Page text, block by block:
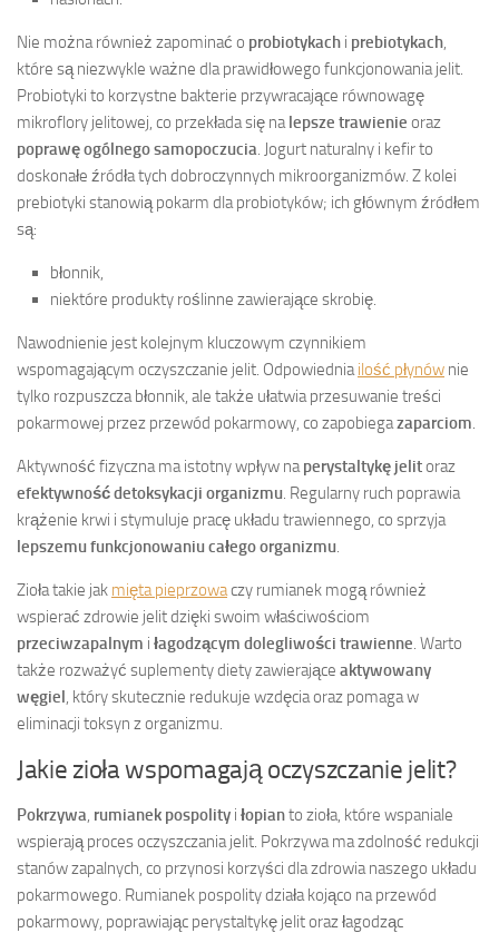
Nie można również zapominać o probiotykach i prebiotykach,
które są niezwykle ważne dla prawidłowego funkcjonowania jelit.
Probiotyki to korzystne bakterie przywracające równowagę
mikroflory jelitowej, co przekłada się nalepsze trawienie oraz
poprawę ogólnego samopoczucia. Jogurt naturalny i kefir to
doskonałe źródła tych dobroczynnych mikroorganizmów. Z kolei
prebiotyki stanowią pokarm dla probiotyków; ich głównym źródłem
są:
błonnik,
niektóre produkty roślinne zawierające skrobię.
Nawodnienie jest kolejnym kluczowym czynnikiem
wspomagającym oczyszczanie jelit. Odpowiedniailość płynów nie
tylko rozpuszcza błonnik, ale także ułatwia przesuwanie treści
pokarmowej przez przewód pokarmowy, co zapobiegazaparciom.
Aktywność fizyczna ma istotny wpływ naperystaltykę jelitoraz
efektywność detoksykacji organizmu. Regularny ruch poprawia
krążenie krwi i stymuluje pracę układu trawiennego, co sprzyja
lepszemu funkcjonowaniu całego organizmu.
Zioła takie jak mięta pieprzowaczy rumianek mogą również
wspierać zdrowie jelit dzięki swoim właściwościom
przeciwzapalnym i łagodzącym dolegliwości trawienne. Warto
także rozważyć suplementy diety zawierające aktywowany
węgiel, który skutecznie redukuje wzdęcia oraz pomaga w
eliminacji toksyn z organizmu.
Jakie zioła wspomagają oczyszczanie jelit?
Pokrzywa, rumianek pospolity i łopianto zioła, które wspaniale
wspierają proces oczyszczania jelit. Pokrzywa ma zdolność redukcji
stanów zapalnych, co przynosi korzyści dla zdrowia naszego układu
pokarmowego. Rumianek pospolity działa kojąco na przewód
pokarmowy, poprawiając perystaltykę jelit oraz łagodząc